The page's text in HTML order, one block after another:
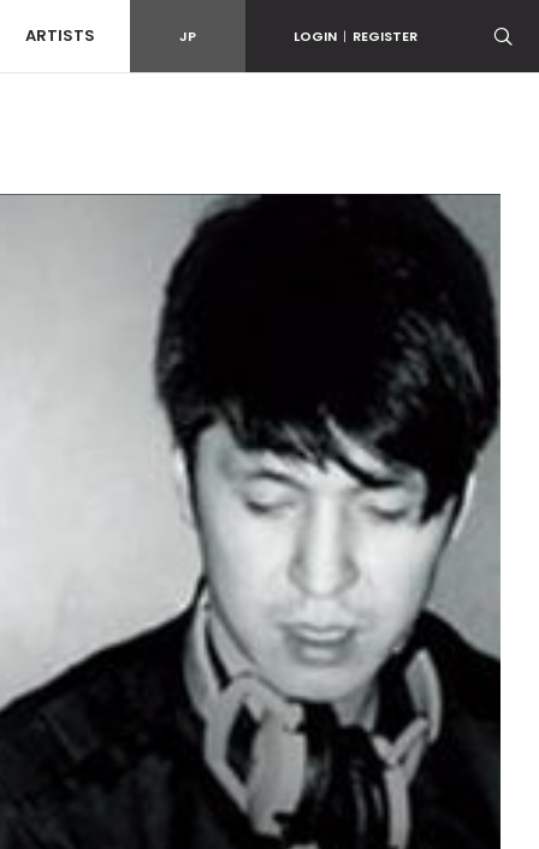
ARTISTS JP LOGIN | REGISTER